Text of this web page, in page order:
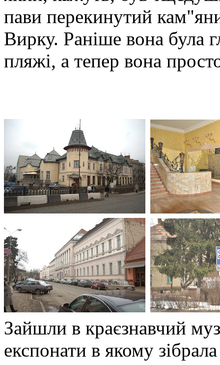
пави перекинутий
Вирку. Раніше вона була
пляжі, а тепер вона
Зайшли в краєзнавчий
експонати в якому